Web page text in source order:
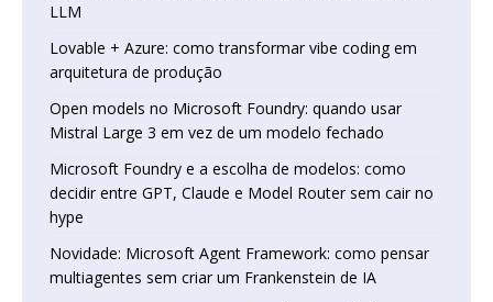
LLM
Lovable + Azure: como transformar vibe coding em
arquitetura de produção
Open models no Microsoft Foundry: quando usar
Mistral Large 3 em vez de um modelo fechado
Microsoft Foundry e a escolha de modelos: como
decidir entre GPT, Claude e Model Router sem cair no
hype
Novidade: Microsoft Agent Framework: como pensar
multiagentes sem criar um Frankenstein de IA